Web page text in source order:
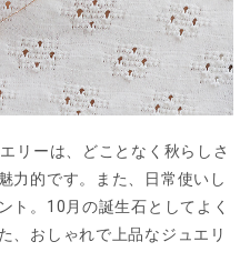
リーは、どことなく秋らしさ
力的です。また、日常使いし
ト。10月の誕生石としてよく
、おしゃれで上品なジュエリ